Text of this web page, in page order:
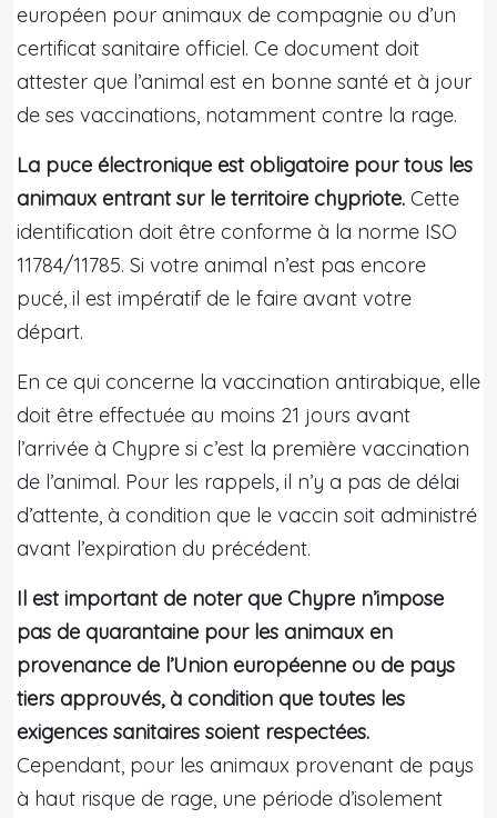
européen pour animaux de compagnie ou d’un
certificat sanitaire officiel. Ce document doit
attester que l’animal est en bonne santé et à jour
de ses vaccinations, notamment contre la rage.
La puce électronique est obligatoire pour tous les
animaux entrant sur le territoire chypriote. Cette
identification doit être conforme à la norme ISO
11784/11785. Si votre animal n’est pas encore
pucé, il est impératif de le faire avant votre
départ.
En ce qui concerne la vaccination antirabique, elle
doit être effectuée au moins 21 jours avant
l’arrivée à Chypre si c’est la première vaccination
de l’animal. Pour les rappels, il n’y a pas de délai
d’attente, à condition que le vaccin soit administré
avant l’expiration du précédent.
Il est important de noter que Chypre n’impose
pas de quarantaine pour les animaux en
provenance de l’Union européenne ou de pays
tiers approuvés, à condition que toutes les
exigences sanitaires soient respectées.
Cependant, pour les animaux provenant de pays
à haut risque de rage, une période d’isolement